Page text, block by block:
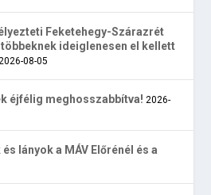
Feketehegy-Szárazrét
ideiglenesen el kellett
08-05
éjfélig meghosszabbítva! 2026-
lányok a MÁV Előrénél és a